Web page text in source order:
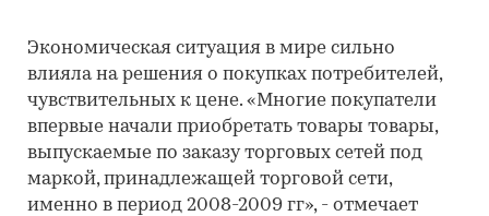
Экономическая ситуация в мире сильно
влияла на решения о покупках потребителей,
чувствительных к цене. «Многие покупатели
впервые начали приобретать товары товары,
выпускаемые по заказу торговых сетей под
маркой, принадлежащей торговой сети,
именно в период 2008-2009 гг», - отмечает